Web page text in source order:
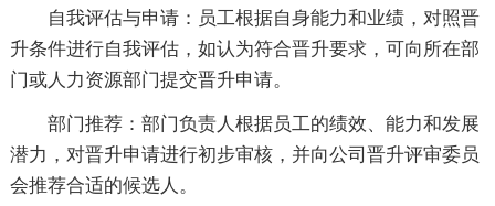
自我评估与申请：员工根据自身能力和业绩，对照晋
升条件进行自我评估，如认为符合晋升要求，可向所在部
门或人力资源部门提交晋升申请。
部门推荐：部门负责人根据员工的绩效、能力和发展
潜力，对晋升申请进行初步审核，并向公司晋升评审委员
会推荐合适的候选人。